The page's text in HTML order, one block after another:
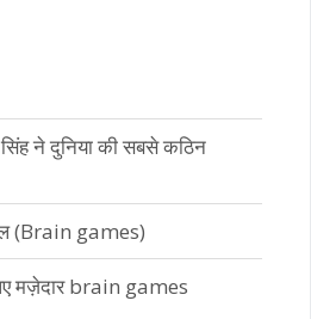
ने दुनिया की सबसे कठिन
(Brain games)
मज़ेदार brain games